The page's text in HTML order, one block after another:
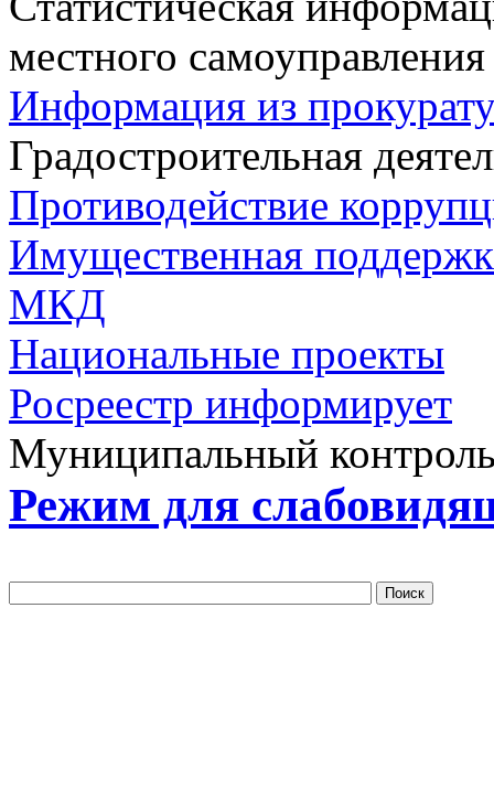
местного самоуправления
Информация из
Градостроительная
Противодействие
Имущественная
МКД
Национальные проекты
Росреестр информирует
Муниципальный
Режим для